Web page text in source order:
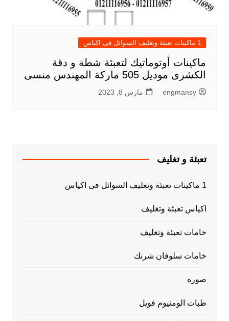
1 ماكينات تعبئة وتغليف السوائل فى اكياس
ماكينات أوتوماتيك لتعبئة شطة و دقة
الكشرى موديل 505 ماركة المهندس منسى
engmansy مارس 8, 2023
تعبئة و تغليف
1 ماكينات تعبئة وتغليف السوائل فى اكياس
اكياس تعبئة وتغليف
خامات تعبئة وتغليف
خامات سلوفان شرنك
صوره
طبات الومنيوم فويل